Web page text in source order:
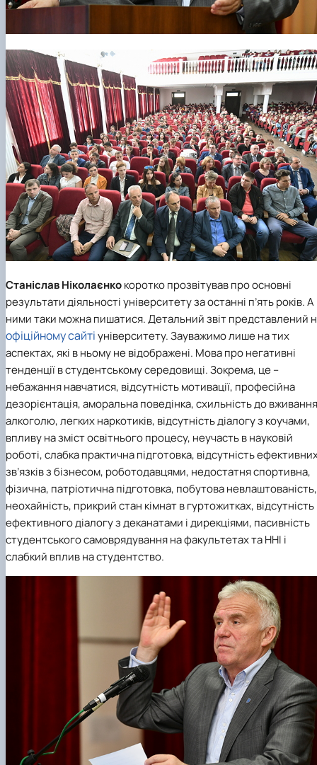
Станіслав Ніколаєнкокоротко прозвітував про основні
результати діяльності університету за останні п’ять років. А
ними таки можна пишатися. Детальний звіт представлений
офіційному сайтіуніверситету. Зауважимо лише на тих
аспектах, які в ньому не відображені. Мова про негативні
тенденції в студентському середовищі. Зокрема, це –
небажання навчатися, відсутність мотивації, професійна
дезорієнтація, аморальна поведінка, схильність до вживання
алкоголю, легких наркотиків, відсутність діалогу з коучами,
впливу на зміст освітнього процесу, неучасть в науковій
роботі, слабка практична підготовка, відсутність
зв’язків з бізнесом, роботодавцями, недостатня спортивна,
фізична, патріотична підготовка, побутова невлаштованість,
неохайність, прикрий стан кімнат в гуртожитках, відсутність
ефективного діалогу з деканатами і дирекціями, пасивність
студентського самоврядування на факультетах та ННІ і
слабкий вплив на студентство.